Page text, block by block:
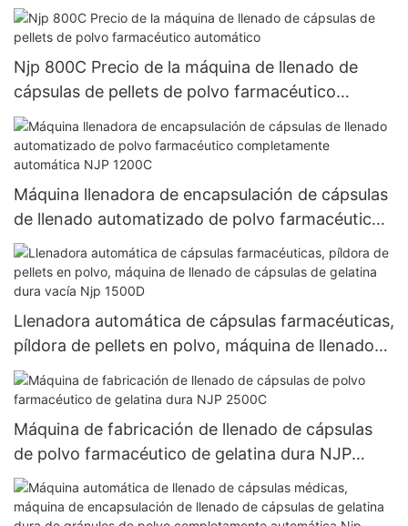
Njp 800C Precio de la máquina de llenado de
cápsulas de pellets de polvo farmacéutico
automático
Máquina llenadora de encapsulación de cápsulas
de llenado automatizado de polvo farmacéutico
completamente automática NJP 1200C
Llenadora automática de cápsulas farmacéuticas,
píldora de pellets en polvo, máquina de llenado
de cápsulas de gelatina dura vacía Njp 1500D
Máquina de fabricación de llenado de cápsulas
de polvo farmacéutico de gelatina dura NJP
2500C